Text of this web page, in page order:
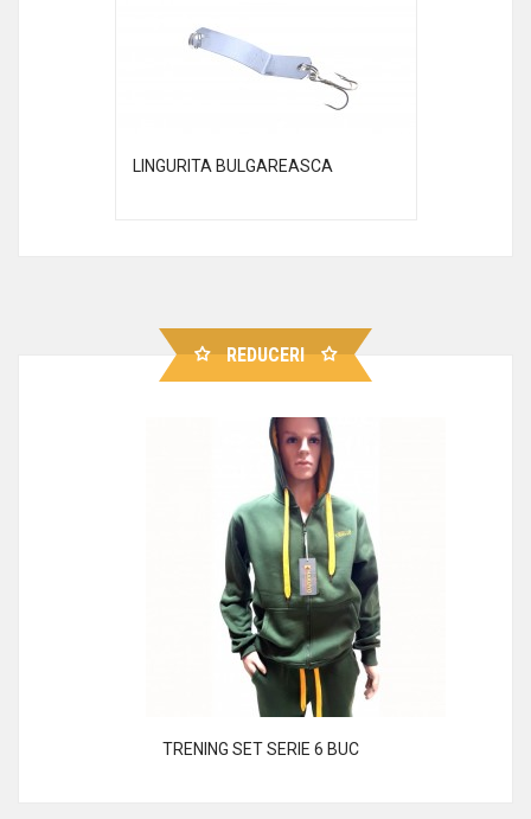
LINGURITA BULGAREASCA
REDUCERI
TRENING SET SERIE 6 BUC